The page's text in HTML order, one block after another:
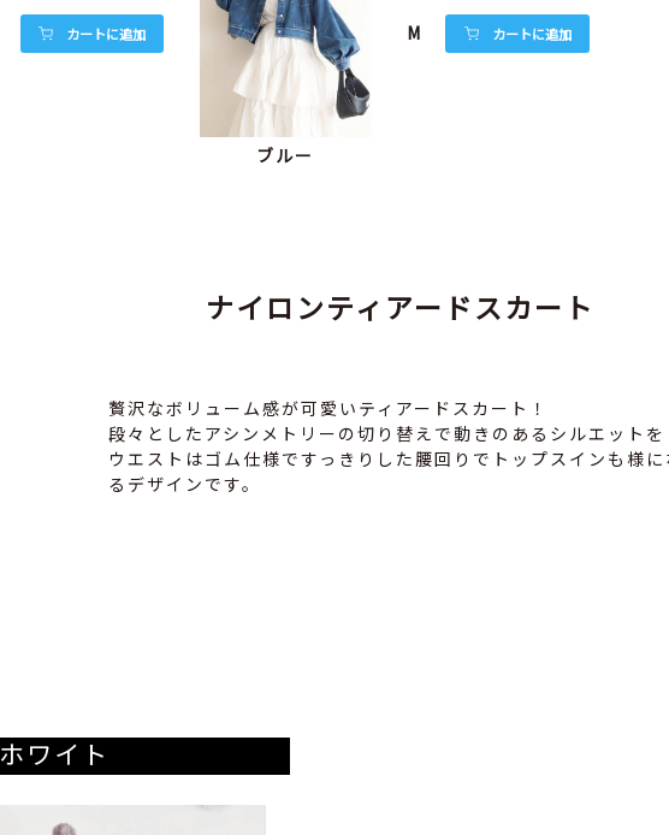
カートに追加
ブルー
M カートに追加
ナイロンティアードスカート
贅沢なボリューム感が可愛いティアードスカート！
段々としたアシンメトリーの切り替えで動きのあるシルエット
ウエストはゴム仕様ですっきりした腰回りでトップスインも様
るデザインです。
ホワイト